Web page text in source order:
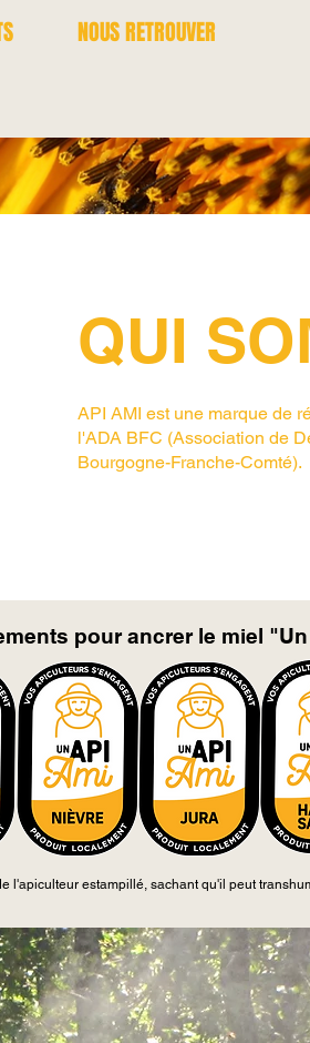
NOUS RETROUVER
QUI
API AMI est une marque de
l'ADA BFC (Association de
Bourgogne-Franche-Comté).
pour ancrer le miel
l'apiculteur estampillé, sachant qu'il peut